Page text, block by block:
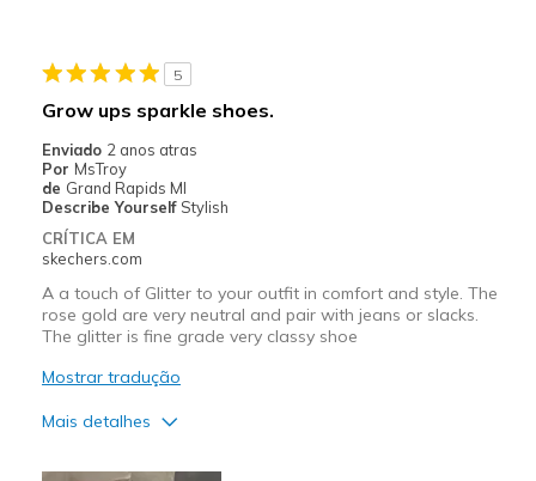
Feels true to width
Sizing
Feels true to size
View On Shoes
I'm Into Shoes
5
Grow ups sparkle shoes.
Enviado 2 anos atras
Por MsTroy
de Grand Rapids MI
Describe Yourself Stylish
CRÍTICA EM
skechers.com
A a touch of Glitter to your outfit in comfort and style. The
rose gold are very neutral and pair with jeans or slacks.
The glitter is fine grade very classy shoe
Mostrar tradução
Mais detalhes